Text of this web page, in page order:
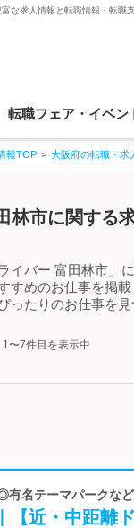
な求人情報と転職情報・転職
転職フェア・イベン
報TOP 大阪府の転職・求
林市に関する
イバー 富田林市」
すめのお仕事を掲
ったりのお仕事を
1〜7件目を表示中
有名テーマパークな
【近・中距離